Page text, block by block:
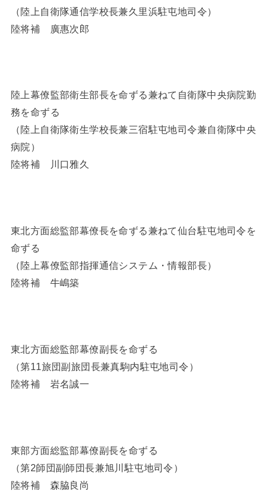
（陸上自衛隊通信学校長兼久里浜駐屯地司令）
陸将補 廣惠次郎
陸上幕僚監部衛生部長を命ずる兼ねて自衛隊中央病院勤
務を命ずる
（陸上自衛隊衛生学校長兼三宿駐屯地司令兼自衛隊中央
病院）
陸将補 川口雅久
東北方面総監部幕僚長を命ずる兼ねて仙台駐屯地司令を
命ずる
（陸上幕僚監部指揮通信システム・情報部長）
陸将補 牛嶋築
東北方面総監部幕僚副長を命ずる
（第11旅団副旅団長兼真駒内駐屯地司令）
陸将補 岩名誠一
東部方面総監部幕僚副長を命ずる
（第2師団副師団長兼旭川駐屯地司令）
陸将補 森脇良尚